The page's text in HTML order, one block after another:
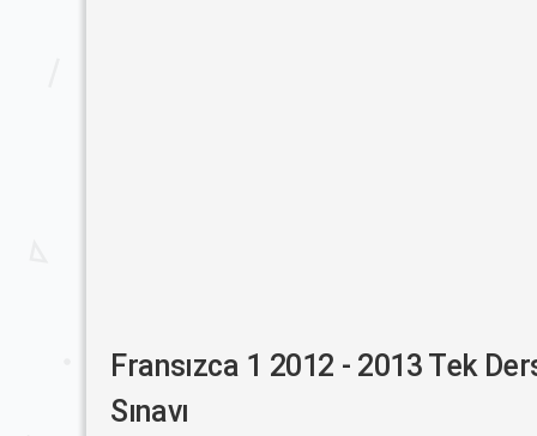
Fransızca 1 2012 - 2013 Tek
Sınavı